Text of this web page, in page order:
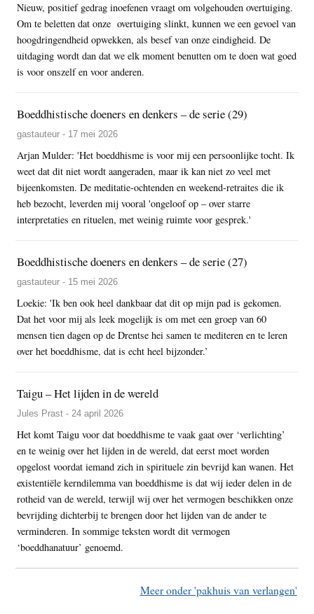
Nieuw, positief gedrag inoefenen vraagt om volgehouden overtuiging.
Om te beletten dat onze overtuiging slinkt, kunnen we een gevoel van
hoogdringendheid opwekken, als besef van onze eindigheid. De
uitdaging wordt dan dat we elk moment benutten om te doen wat goed
is voor onszelf en voor anderen.
Boeddhistische doeners en denkers – de serie (29)
gastauteur - 17 mei 2026
Arjan Mulder: 'Het boeddhisme is voor mij een persoonlijke tocht. Ik
weet dat dit niet wordt aangeraden, maar ik kan niet zo veel met
bijeenkomsten. De meditatie-ochtenden en weekend-retraites die ik
heb bezocht, leverden mij vooral 'ongeloof op – over starre
interpretaties en rituelen, met weinig ruimte voor gesprek.'
Boeddhistische doeners en denkers – de serie (27)
gastauteur - 15 mei 2026
Loekie: 'Ik ben ook heel dankbaar dat dit op mijn pad is gekomen.
Dat het voor mij als leek mogelijk is om met een groep van 60
mensen tien dagen op de Drentse hei samen te mediteren en te leren
over het boeddhisme, dat is echt heel bijzonder.’
Taigu – Het lijden in de wereld
Jules Prast - 24 april 2026
Het komt Taigu voor dat boeddhisme te vaak gaat over ‘verlichting’
en te weinig over het lijden in de wereld, dat eerst moet worden
opgelost voordat iemand zich in spirituele zin bevrijd kan wanen. Het
existentiële kerndilemma van boeddhisme is dat wij ieder delen in de
rotheid van de wereld, terwijl wij over het vermogen beschikken onze
bevrijding dichterbij te brengen door het lijden van de ander te
verminderen. In sommige teksten wordt dit vermogen
‘boeddhanatuur’ genoemd.
Meer onder 'pakhuis van verlangen'